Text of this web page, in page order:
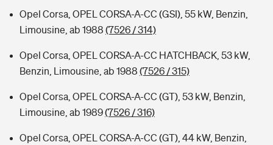
Opel Corsa, OPEL CORSA-A-CC (GSI), 55 kW, Benzin,
Limousine, ab 1988 (7526 / 314)
Opel Corsa, OPEL CORSA-A-CC HATCHBACK, 53 kW,
Benzin, Limousine, ab 1988 (7526 / 315)
Opel Corsa, OPEL CORSA-A-CC (GT), 53 kW, Benzin,
Limousine, ab 1989(7526 / 316)
Opel Corsa, OPEL CORSA-A-CC (GT), 44 kW, Benzin,